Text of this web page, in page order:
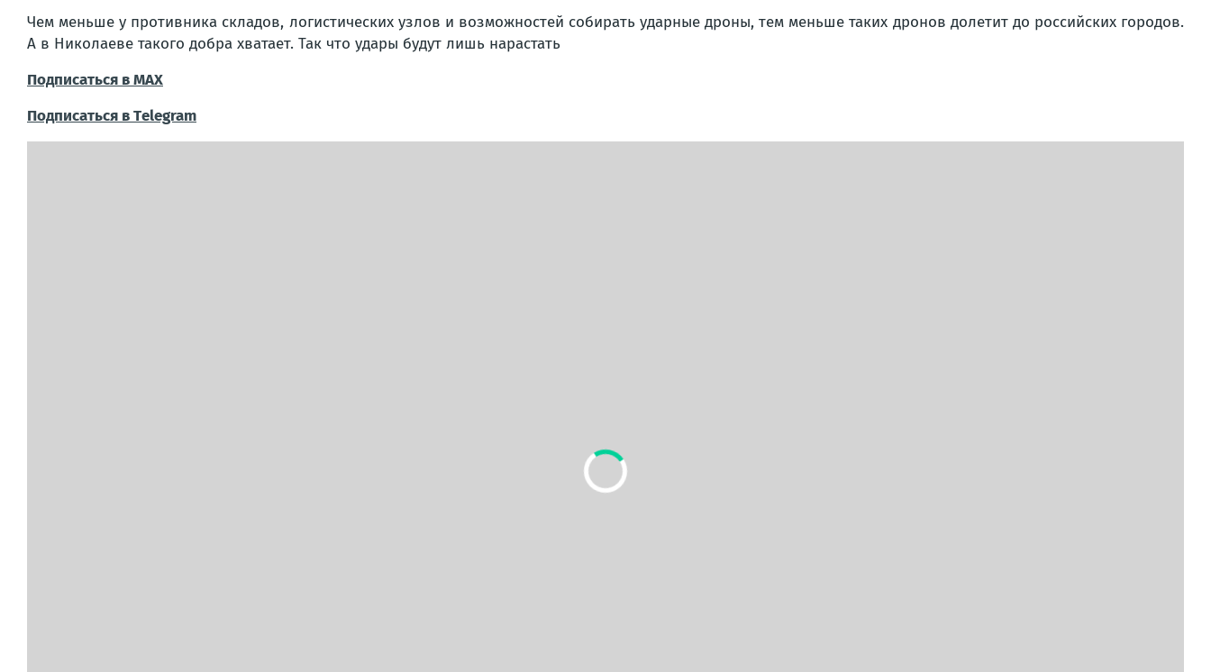
Чем меньше у противника складов, логистических узлов и возможностей собирать ударные дроны, тем меньше таких дронов долетит до российских городов.
А в Николаеве такого добра хватает. Так что удары будут лишь нарастать
Подписаться в МАХ
Подписаться в Тelegram